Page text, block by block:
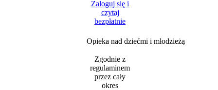
Zaloguj się i
czytaj
bezpłatnie
Opieka nad dziećmi i młodzieżą
Zgodnie z
regulaminem
przez cały
okres